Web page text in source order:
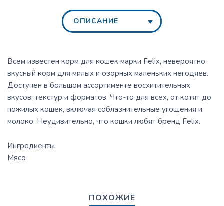
ОПИСАНИЕ
Всем известен корм для кошек марки Felix, невероятно
вкусный корм для милых и озорных маленьких негодяев.
Доступен в большом ассортименте восхитительных
вкусов, текстур и форматов. Что-то для всех, от котят до
пожилых кошек, включая соблазнительные угощения и
молоко. Неудивительно, что кошки любят бренд Felix.
Ингредиенты
Мясо
ПОХОЖИЕ